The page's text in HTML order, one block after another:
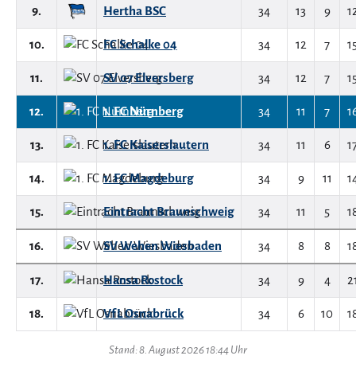
9. Hertha BSC 34 13 9
10. FC Schalke 04 34 12 7
11. SV 07 Elversberg 34 12 7
12. 1. FC Nürnberg 34 11 7
13. 1. FC Kaiserslautern 34 11 6
14. 1. FC Magdeburg 34 9 11
15. Eintracht Braunschweig 34 11 5
16. SV Wehen Wiesbaden 34 8 8
17. Hansa Rostock 34 9 4
18. VfL Osnabrück 34 6 10
Stand: 8. August 2026 18:44 Uhr